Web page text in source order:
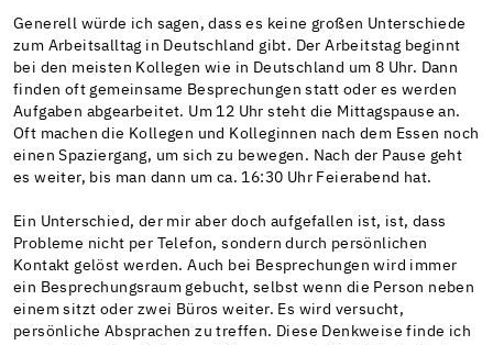
Generell würde ich sagen, dass es keine großen Unterschiede
zum Arbeitsalltag in Deutschland gibt. Der Arbeitstag beginnt
bei den meisten Kollegen wie in Deutschland um 8 Uhr. Dann
finden oft gemeinsame Besprechungen statt oder es werden
Aufgaben abgearbeitet. Um 12 Uhr steht die Mittagspause an.
Oft machen die Kollegen und Kolleginnen nach dem Essen noch
einen Spaziergang, um sich zu bewegen. Nach der Pause geht
es weiter, bis man dann um ca. 16:30 Uhr Feierabend hat.
Ein Unterschied, der mir aber doch aufgefallen ist, ist, dass
Probleme nicht per Telefon, sondern durch persönlichen
Kontakt gelöst werden. Auch bei Besprechungen wird immer
ein Besprechungsraum gebucht, selbst wenn die Person neben
einem sitzt oder zwei Büros weiter. Es wird versucht,
persönliche Absprachen zu treffen. Diese Denkweise finde ich